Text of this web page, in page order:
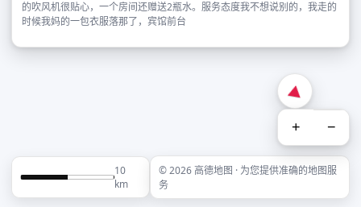
的吹风机很贴心，一个房间还赠送2瓶水。服务态度我不想说别的，我走的
时候我妈的一包衣服落那了，宾馆前台
+ −
10
km
© 2026 高德地图 · 为您提供准确的地图服
务